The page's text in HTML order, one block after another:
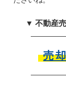
▼ 不動産
売